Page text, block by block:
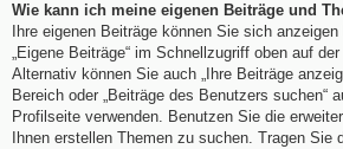
Wie kann ich meine eigenen Beiträge und
Ihre eigenen Beiträge können Sie sich
„Eigene Beiträge“ im Schnellzugriff oben auf
Alternativ können Sie auch „Ihre Beiträge
Bereich oder „Beiträge des Benutzers suchen“
Profilseite verwenden. Benutzen Sie die
Ihnen erstellen Themen zu suchen. Tragen Sie